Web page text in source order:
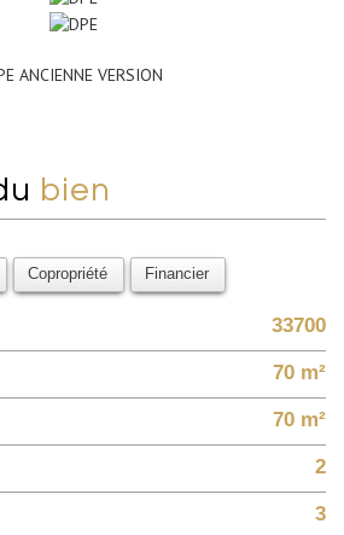
ANCIENNE VERSION
bien
Copropriété Financier
33700
70 m²
70 m²
2
3